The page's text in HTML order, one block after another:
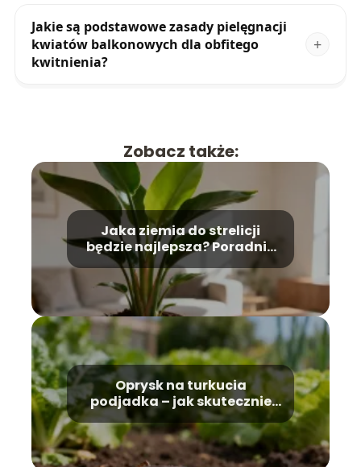
Jakie są podstawowe zasady pielęgnacji
kwiatów balkonowych dla obfitego
kwitnienia?
Zobacz także:
Jaka ziemia do strelicji
będzie najlepsza? Poradnik
uprawy
Oprysk na turkucia
podjadka – jak skutecznie
zwalczyć szkodnika?